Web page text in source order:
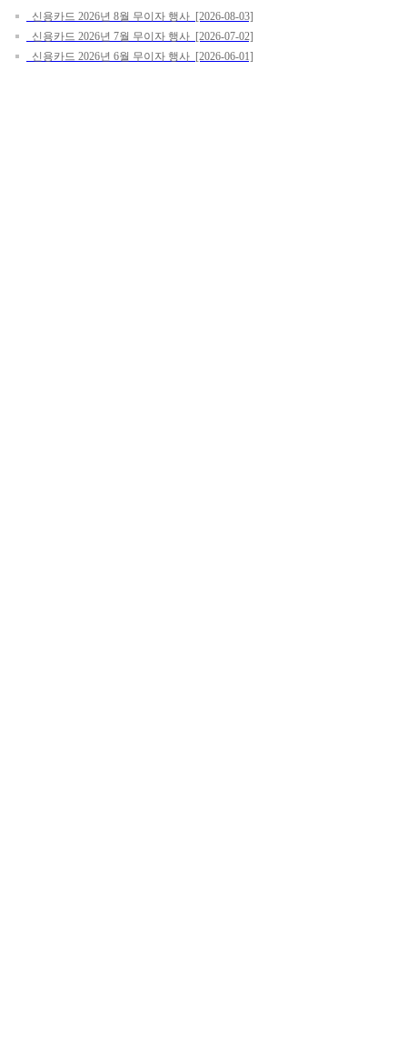
신용카드 2026년 8월 무이자 행사 [2026-08-03]
신용카드 2026년 7월 무이자 행사 [2026-07-02]
신용카드 2026년 6월 무이자 행사 [2026-06-01]